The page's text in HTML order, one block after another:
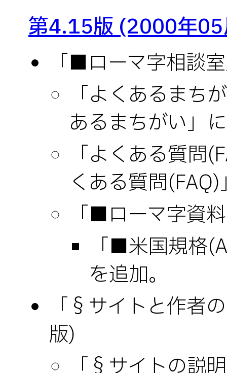
第4.15版 (2000年
「■ローマ字相談
「よくあるま
あるまちがい」
「よくある質問
くある質問
「■ローマ字資
「■米国規格
を追加。
「§サイトと作者
版)
「§サイトの説